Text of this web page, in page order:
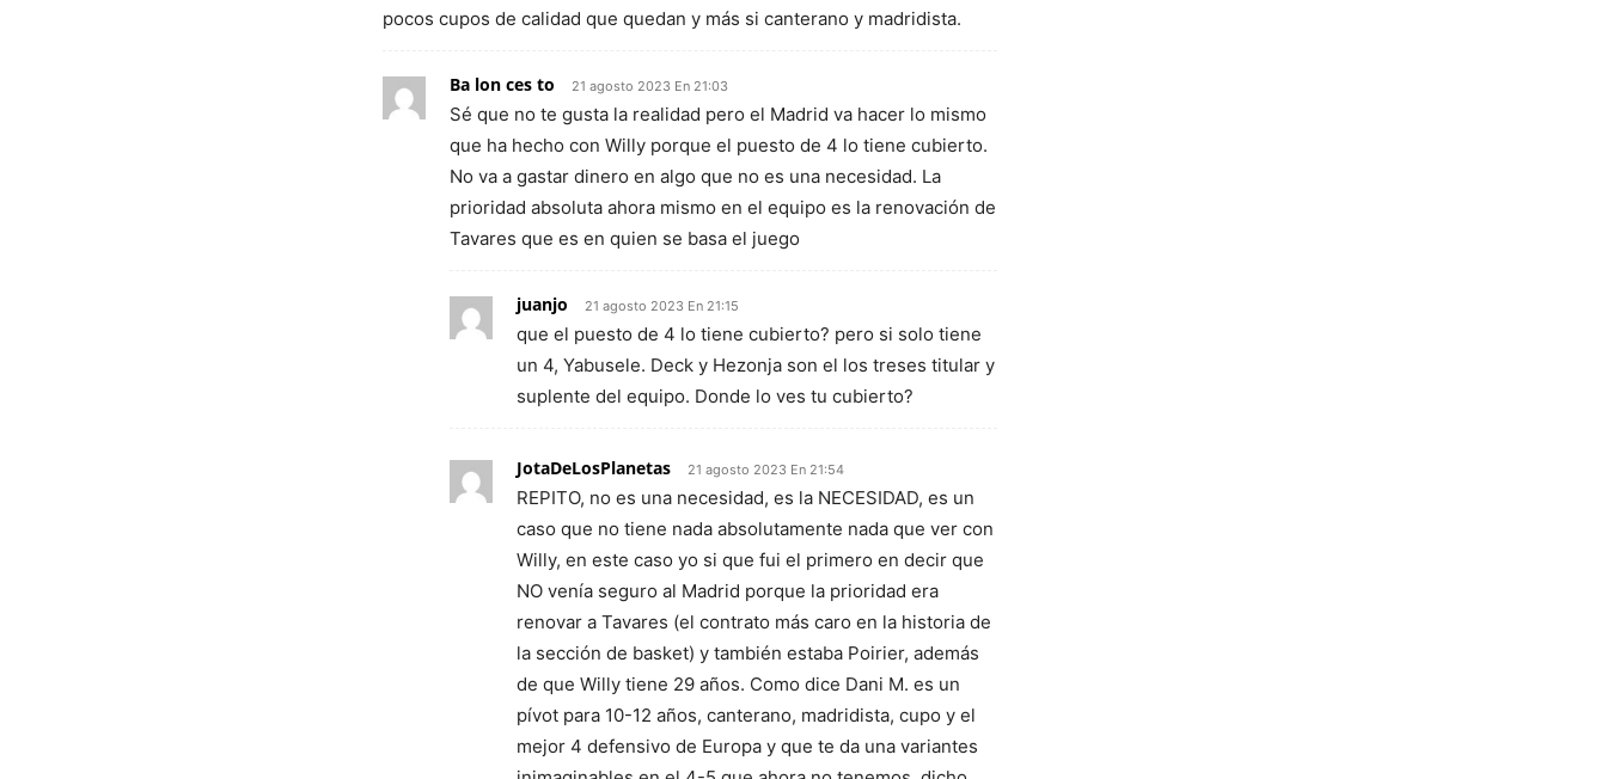
pocos cupos de calidad que quedan y más si canterano y madridista.
Ba lon ces to 21 agosto 2023 En 21:03
Sé que no te gusta la realidad pero el Madrid va hacer lo mismo
que ha hecho con Willy porque el puesto de 4 lo tiene cubierto.
No va a gastar dinero en algo que no es una necesidad. La
prioridad absoluta ahora mismo en el equipo es la renovación de
Tavares que es en quien se basa el juego
juanjo 21 agosto 2023 En 21:15
que el puesto de 4 lo tiene cubierto? pero si solo tiene
un 4, Yabusele. Deck y Hezonja son el los treses titular y
suplente del equipo. Donde lo ves tu cubierto?
JotaDeLosPlanetas 21 agosto 2023 En 21:54
REPITO, no es una necesidad, es la NECESIDAD, es un
caso que no tiene nada absolutamente nada que ver con
Willy, en este caso yo si que fui el primero en decir que
NO venía seguro al Madrid porque la prioridad era
renovar a Tavares (el contrato más caro en la historia de
la sección de basket) y también estaba Poirier, además
de que Willy tiene 29 años. Como dice Dani M. es un
pívot para 10-12 años, canterano, madridista, cupo y el
mejor 4 defensivo de Europa y que te da una variantes